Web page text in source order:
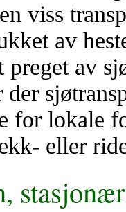
viss
av
preget av
der
for lokale
eller